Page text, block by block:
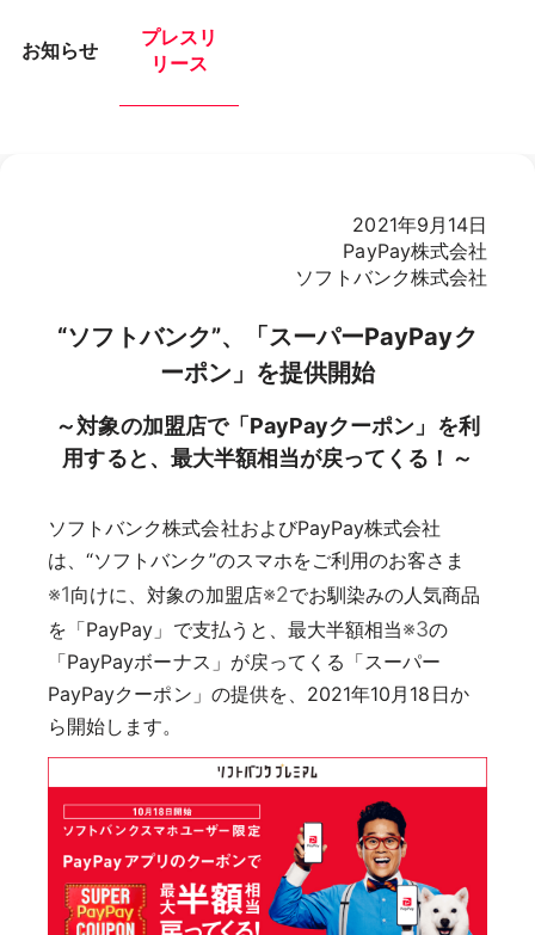
お知らせ
プレスリ
リース
2021年9月14日
PayPay株式会社
ソフトバンク株式会社
“ソフトバンク”、「スーパーPayPayク
ーポン」を提供開始
～対象の加盟店で「PayPayクーポン」を利
用すると、最大半額相当が戻ってくる！～
ソフトバンク株式会社およびPayPay株式会社
は、“ソフトバンク”のスマホをご利用のお客さま
※1向けに、対象の加盟店※2でお馴染みの人気商品
を「PayPay」で支払うと、最大半額相当※3の
「PayPayボーナス」が戻ってくる「スーパー
PayPayクーポン」の提供を、2021年10月18日か
ら開始します。